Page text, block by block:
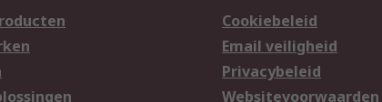
Cookiebeleid
Email veiligheid
Privacybeleid
Websitevoorwaarden